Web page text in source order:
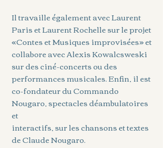
Il travaille également avec Laurent
Paris et Laurent Rochelle sur le projet
«Contes et Musiques improvisées» et
collabore avec Alexis Kowalcsweski
sur des ciné-concerts ou des
performances musicales. Enfin, il est
co-fondateur du Commando
Nougaro, spectacles déambulatoires
et
interactifs, sur les chansons et textes
de Claude Nougaro.